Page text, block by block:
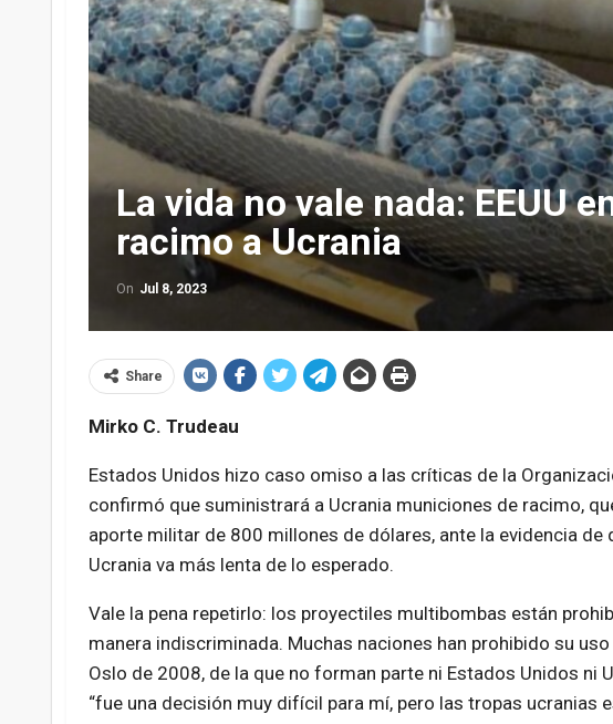
La vida no vale nada: EEUU
racimo a Ucrania
On Jul 8, 2023
Share
Mirko C. Trudeau
Estados Unidos hizo caso omiso a las críticas de la
confirmó que suministrará a Ucrania municiones de racimo,
aporte militar de 800 millones de dólares, ante la evidencia de
Ucrania va más lenta de lo esperado.
Vale la pena repetirlo: los proyectiles multibombas están
manera indiscriminada. Muchas naciones han prohibido su
Oslo de 2008, de la que no forman parte ni Estados Unidos ni
“fue una decisión muy difícil para mí, pero las tropas ucranias